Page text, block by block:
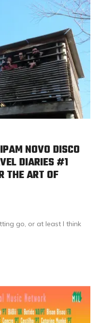
NOVO DISCO
DIARIES #1
THE ART OF
go, or at least I think